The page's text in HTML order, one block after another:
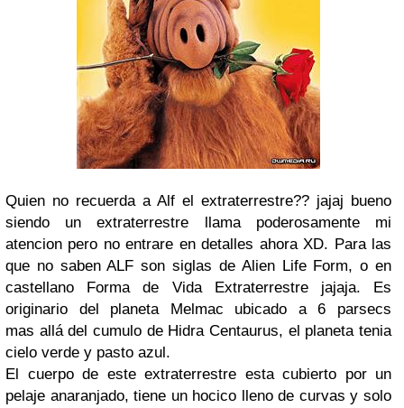
Quien no recuerda a Alf el extraterrestre?? jajaj bueno
siendo un extraterrestre llama poderosamente mi
atencion pero no entrare en detalles ahora XD. Para las
que no saben ALF son siglas de Alien Life Form, o en
castellano Forma de Vida Extraterrestre jajaja. Es
originario del planeta Melmac ubicado a 6 parsecs
mas allá del cumulo de Hidra Centaurus, el planeta tenia
cielo verde y pasto azul.
El cuerpo de este extraterrestre esta cubierto por un
pelaje anaranjado, tiene un hocico lleno de curvas y solo